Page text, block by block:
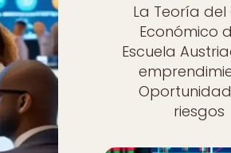
La Teoría del
Económico
Escuela
riesgos